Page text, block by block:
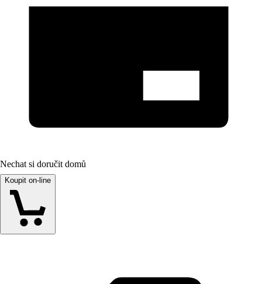
Nechat si doručit domů
Koupit on-line